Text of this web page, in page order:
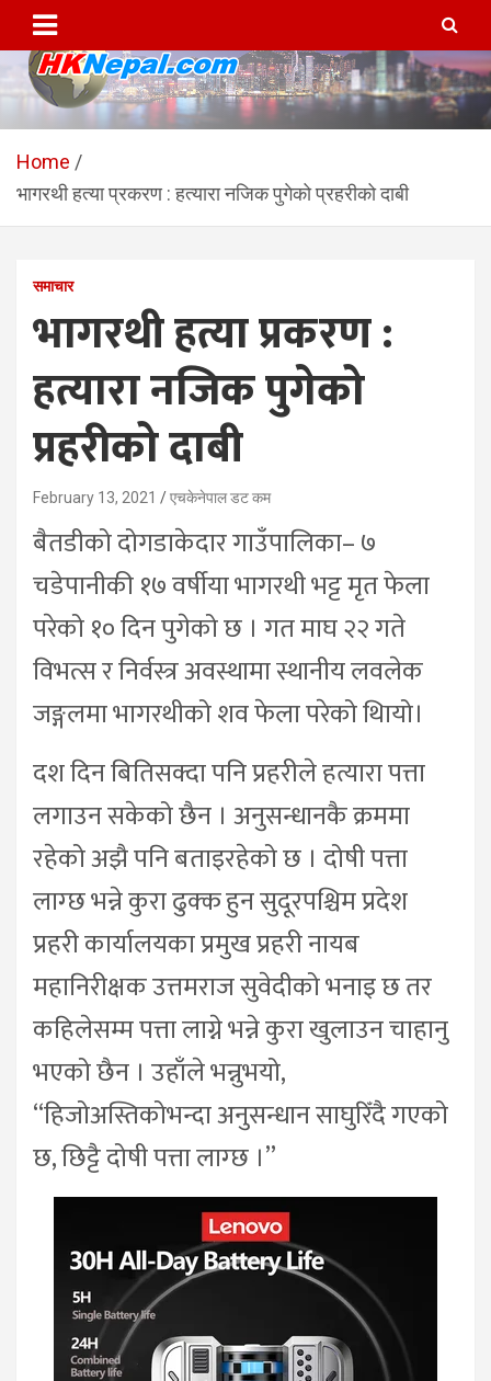
content
HKNepal.com – हङकङबाट
सञ्चालित पहिलो नेपाली अनलाईन
पत्रिका
hknepal, hknepal.com, hk nepal, hk nepal com
Home
भागरथी हत्या प्रकरण : हत्यारा नजिक पुगेको प्रहरीको दाबी
समाचार
भागरथी हत्या प्रकरण :
हत्यारा नजिक पुगेको
प्रहरीको दाबी
February 13, 2021 एचकेनेपाल डट कम
बैतडीको दोगडाकेदार गाउँपालिका– ७
चडेपानीकी १७ वर्षीया भागरथी भट्ट मृत फेला
परेको १० दिन पुगेको छ । गत माघ २२ गते
विभत्स र निर्वस्त्र अवस्थामा स्थानीय लवलेक
जङ्गलमा भागरथीको शव फेला परेको थिायो।
दश दिन बितिसक्दा पनि प्रहरीले हत्यारा पत्ता
लगाउन सकेको छैन । अनुसन्धानकै क्रममा
रहेको अझै पनि बताइरहेको छ । दोषी पत्ता
लाग्छ भन्ने कुरा ढुक्क हुन सुदूरपश्चिम प्रदेश
प्रहरी कार्यालयका प्रमुख प्रहरी नायब
महानिरीक्षक उत्तमराज सुवेदीको भनाइ छ तर
कहिलेसम्म पत्ता लाग्ने भन्ने कुरा खुलाउन चाहानु
भएको छैन । उहाँले भन्नुभयो,
“हिजोअस्तिकोभन्दा अनुसन्धान साघुरिँदै गएको
छ, छिट्टै दोषी पत्ता लाग्छ ।”